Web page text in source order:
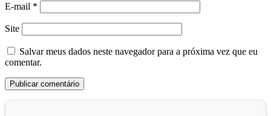
E-mail *
Site
Salvar meus dados neste navegador para a próxima vez que eu
comentar.